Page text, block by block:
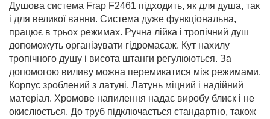
Душова система Frap F2461 підходить, як для душа, так
і для великої ванни. Система дуже функціональна,
працює в трьох режимах. Ручна лійка і тропічний душ
допоможуть організувати гідромасаж. Кут нахилу
тропічного душу і висота штанги регулюються. За
допомогою виливу можна перемикатися між режимами.
Корпус зроблений з латуні. Латунь міцний і надійний
матеріал. Хромове напилення надає виробу блиск і не
окислюється. До труб підключається стандартно, також